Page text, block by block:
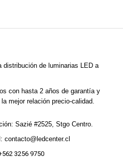
de luminarias LED a
con hasta 2 años de garantía y
mejor relación precio-calidad.
Sazié #2525, Stgo Centro.
contacto@ledcenter.cl
3256 9750